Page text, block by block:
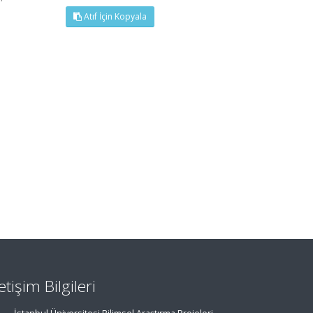
Atıf İçin Kopyala
Bilgileri